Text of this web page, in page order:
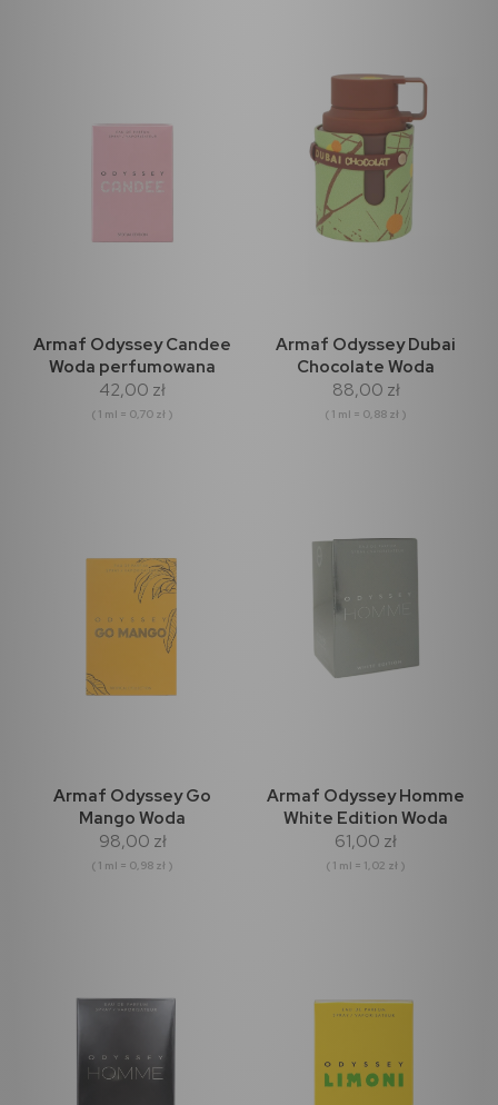
Armaf Odyssey Candee
Woda perfumowana
60ml
42,00 zł
( 1 ml = 0,70 zł )
Armaf Odyssey Dubai
Chocolate Woda
Perfumowana 100ml
88,00 zł
( 1 ml = 0,88 zł )
Armaf Odyssey Go
Mango Woda
Perfumowana 100ml
98,00 zł
( 1 ml = 0,98 zł )
Armaf Odyssey Homme
White Edition Woda
perfumowana 60ml
61,00 zł
( 1 ml = 1,02 zł )